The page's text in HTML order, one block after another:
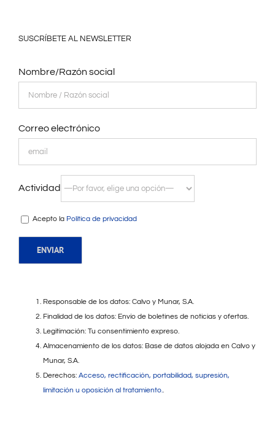
SUSCRÍBETE AL NEWSLETTER
Nombre/Razón social
Correo electrónico
Actividad
Acepto la Política de privacidad
Responsable de los datos: Calvo y Munar, S.A.
Finalidad de los datos: Envío de boletines de noticias y ofertas.
Legitimación: Tu consentimiento expreso.
Almacenamiento de los datos: Base de datos alojada en Calvo y
Munar, S.A.
Derechos: Acceso, rectificación, portabilidad, supresión,
limitación u oposición al tratamiento..